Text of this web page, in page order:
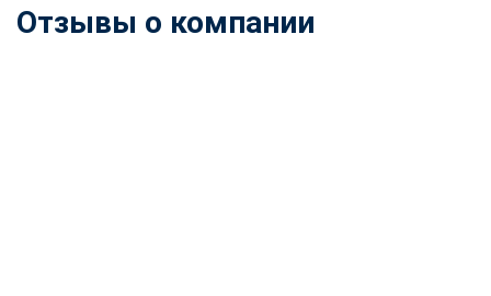
Отзывы о компании